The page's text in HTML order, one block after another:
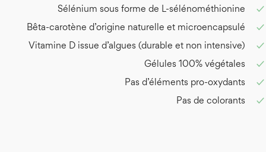
https://www.ncbi.nlm.nih.gov/pubmed/
Rehman et al. The effects of iron and
Commun. 1998 May 8;246(1):293-8.
Fisher et al. Vitamin C contributes to
6):657-60. https://www.ncbi.nlm.nih.gov/
Lee et al. Interaction among heme iron,
Sélénium sous forme de L-sélénométhionine ✓
Bêta-carotène d’origine naturelle et microencapsulé ✓
Vitamine D issue d’algues (durable et non intensive) ✓
Gélules 100% végétales ✓
Pas d’éléments pro-oxydants ✓
Pas de colorants ✓